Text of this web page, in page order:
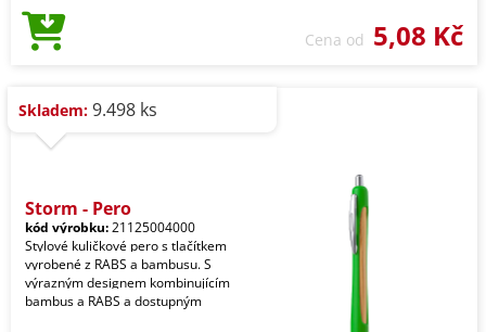
Cena od 5,08 Kč
Skladem: 9.498 ks
Storm - Pero
kód výrobku:21125004000
Stylové kuličkové pero s tlačítkem
vyrobené z RABS a bambusu. S
výrazným designem kombinujícím
bambus a RABS a dostupným